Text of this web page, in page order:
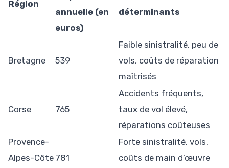
Région
annuelle (en
euros)
déterminants
Bretagne 539
Faible sinistralité, peu de
vols, coûts de réparation
maîtrisés
Corse 765
Accidents fréquents,
taux de vol élevé,
réparations coûteuses
Provence-
Alpes-Côte 781
Forte sinistralité, vols,
coûts de main d’œuvre